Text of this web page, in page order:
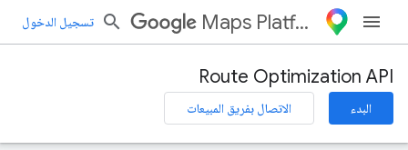
Maps Platform تسجيل الدخول
Route Optimization API
البدء الاتصال بفريق المبيعات